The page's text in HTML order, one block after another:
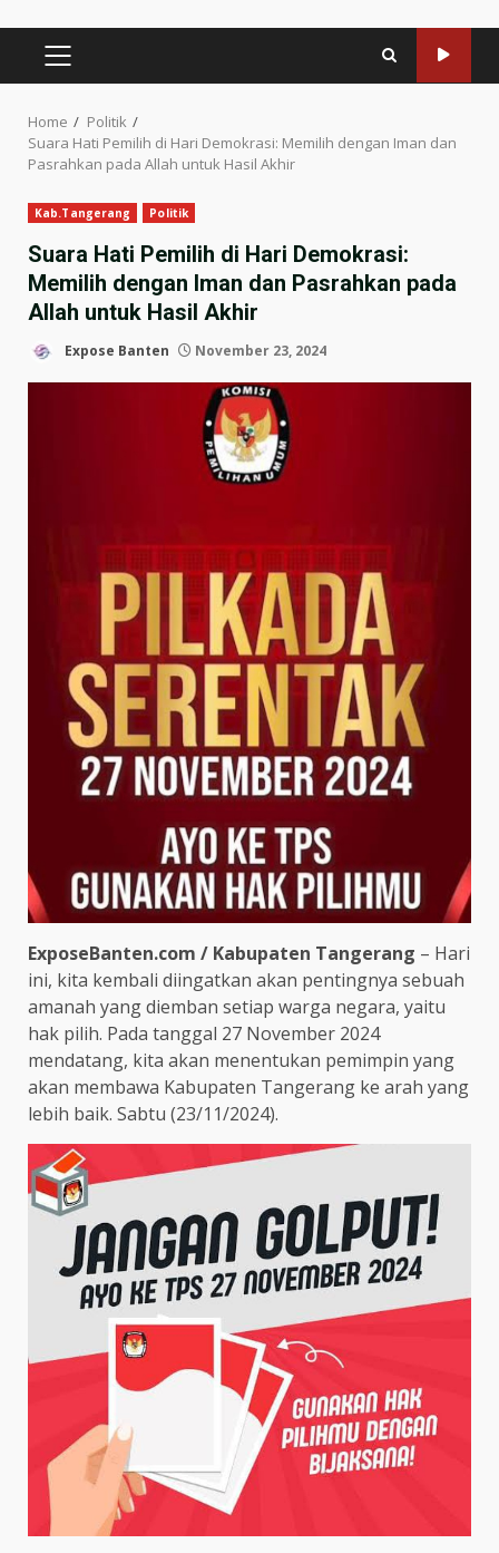
PRIMARY
MENU
Home
Politik
Suara Hati Pemilih di Hari Demokrasi: Memilih dengan Iman dan
Pasrahkan pada Allah untuk Hasil Akhir
Kab.Tangerang Politik
Suara Hati Pemilih di Hari Demokrasi:
Memilih dengan Iman dan Pasrahkan pada
Allah untuk Hasil Akhir
Expose Banten November 23, 2024
ExposeBanten.com / Kabupaten Tangerang – Hari
ini, kita kembali diingatkan akan pentingnya sebuah
amanah yang diemban setiap warga negara, yaitu
hak pilih. Pada tanggal 27 November 2024
mendatang, kita akan menentukan pemimpin yang
akan membawa Kabupaten Tangerang ke arah yang
lebih baik. Sabtu (23/11/2024).